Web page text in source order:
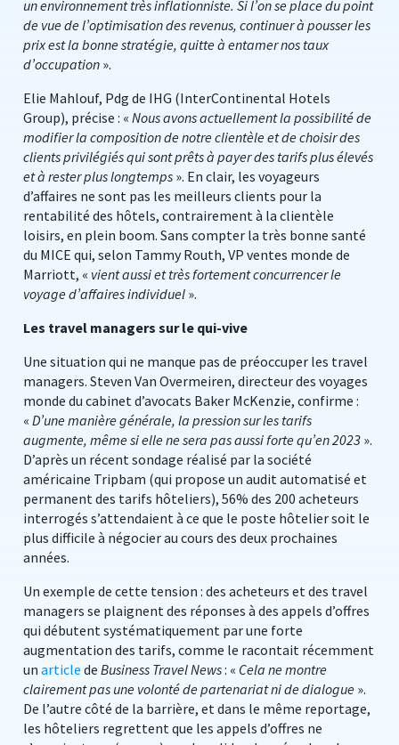
un environnement très inflationniste. Si l’on se place du point
de vue de l’optimisation des revenus, continuer à pousser les
prix est la bonne stratégie, quitte à entamer nos taux
d’occupation ».
Elie Mahlouf, Pdg de IHG (InterContinental Hotels
Group), précise : « Nous avons actuellement la possibilité de
modifier la composition de notre clientèle et de choisir des
clients privilégiés qui sont prêts à payer des tarifs plus élevés
et à rester plus longtemps ». En clair, les voyageurs
d’affaires ne sont pas les meilleurs clients pour la
rentabilité des hôtels, contrairement à la clientèle
loisirs, en plein boom. Sans compter la très bonne santé
du MICE qui, selon Tammy Routh, VP ventes monde de
Marriott, « vient aussi et très fortement concurrencer le
voyage d’affaires individuel ».
Les travel managers sur le qui-vive
Une situation qui ne manque pas de préoccuper les travel
managers. Steven Van Overmeiren, directeur des voyages
monde du cabinet d’avocats Baker McKenzie, confirme :
« D’une manière générale, la pression sur les tarifs
augmente, même si elle ne sera pas aussi forte qu’en 2023 ».
D’après un récent sondage réalisé par la société
américaine Tripbam (qui propose un audit automatisé et
permanent des tarifs hôteliers), 56% des 200 acheteurs
interrogés s’attendaient à ce que le poste hôtelier soit le
plus difficile à négocier au cours des deux prochaines
années.
Un exemple de cette tension : des acheteurs et des travel
managers se plaignent des réponses à des appels d’offres
qui débutent systématiquement par une forte
augmentation des tarifs, comme le racontait récemment
un article de Business Travel News: « Cela ne montre
clairement pas une volonté de partenariat ni de dialogue ».
De l’autre côté de la barrière, et dans le même reportage,
les hôteliers regrettent que les appels d’offres ne